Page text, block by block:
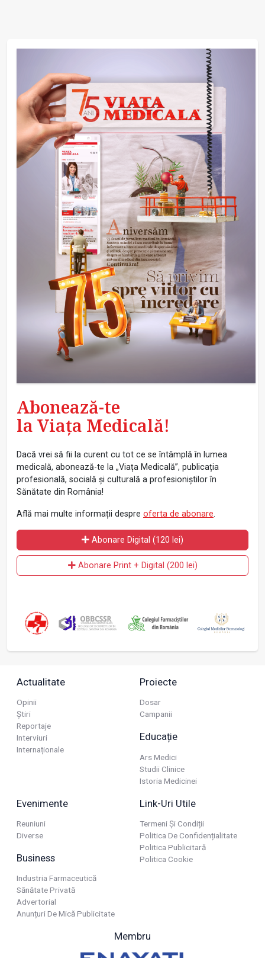
Abonează-te
la Viața Medicală!
Dacă vrei să fii la curent cu tot ce se întâmplă în lumea
medicală, abonează-te la „Viața Medicală”, publicația
profesională, socială și culturală a profesioniștilor în
Sănătate din România!
Află mai multe informații despre oferta de abonare.
Abonare Digital (120 lei)
Abonare Print + Digital (200 lei)
Actualitate
Opinii
Știri
Reportaje
Interviuri
Internaționale
Proiecte
Dosar
Campanii
Educație
Ars Medici
Studii Clinice
Istoria Medicinei
Evenimente
Reuniuni
Diverse
Business
Industria Farmaceutică
Sănătate Privată
Advertorial
Anunțuri De Mică Publicitate
Link-Uri Utile
Termeni Și Condiții
Politica De Confidențialitate
Politica Publicitară
Politica Cookie
Membru